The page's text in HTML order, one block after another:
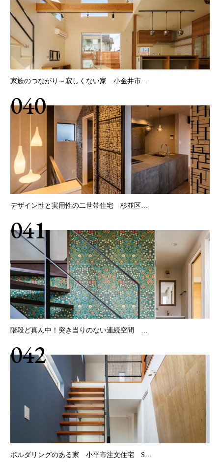
家族のつながり～寂しくない家 小金井市…
040
デザイン性と実用性の二世帯住宅 杉並区…
041
階段ど真ん中！突き当りのない連続空間 …
042
ボルダリングのある家 小平市注文住宅 S…